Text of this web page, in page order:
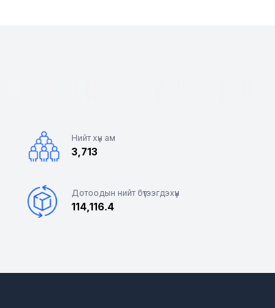
Нийт хүн ам
3,713
Дотоодын нийт бүтээгдэхүүн
114,116.4